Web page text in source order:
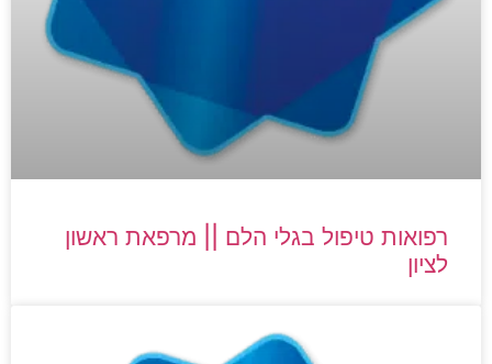
רפואות טיפול בגלי הלם || מרפאת ראשון
לציון​